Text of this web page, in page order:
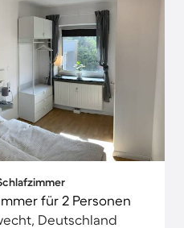
für 2 Personen
Deutschland